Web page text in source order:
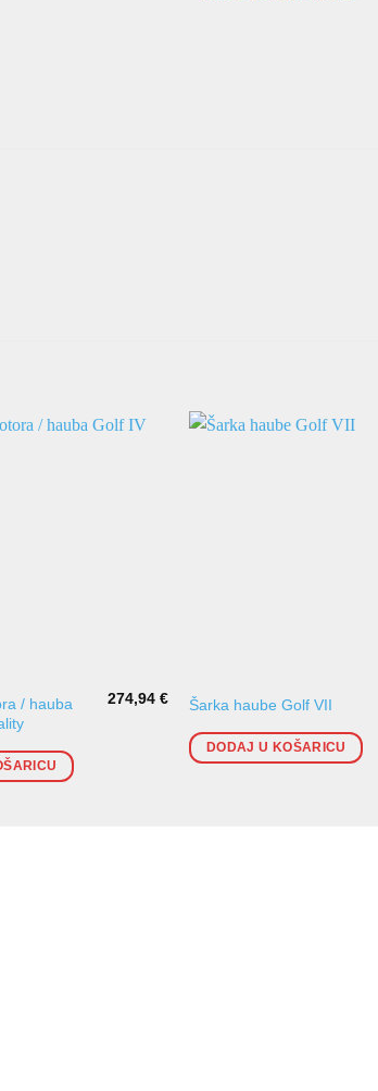
/ hauba
274,94 € Šarka haube Golf VII
DODAJ U KOŠARICU